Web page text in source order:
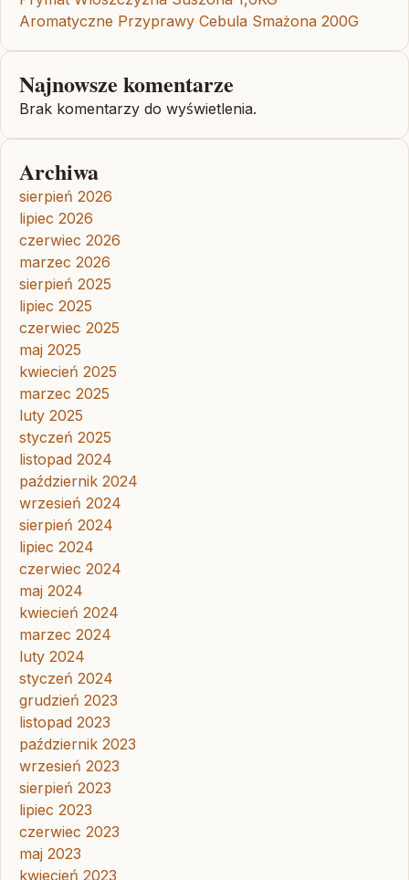
Aromatyczne Przyprawy Cebula Smażona 200G
Najnowsze komentarze
Brak komentarzy do wyświetlenia.
Archiwa
sierpień 2026
lipiec 2026
czerwiec 2026
marzec 2026
sierpień 2025
lipiec 2025
czerwiec 2025
maj 2025
kwiecień 2025
marzec 2025
luty 2025
styczeń 2025
listopad 2024
październik 2024
wrzesień 2024
sierpień 2024
lipiec 2024
czerwiec 2024
maj 2024
kwiecień 2024
marzec 2024
luty 2024
styczeń 2024
grudzień 2023
listopad 2023
październik 2023
wrzesień 2023
sierpień 2023
lipiec 2023
czerwiec 2023
maj 2023
kwiecień 2023